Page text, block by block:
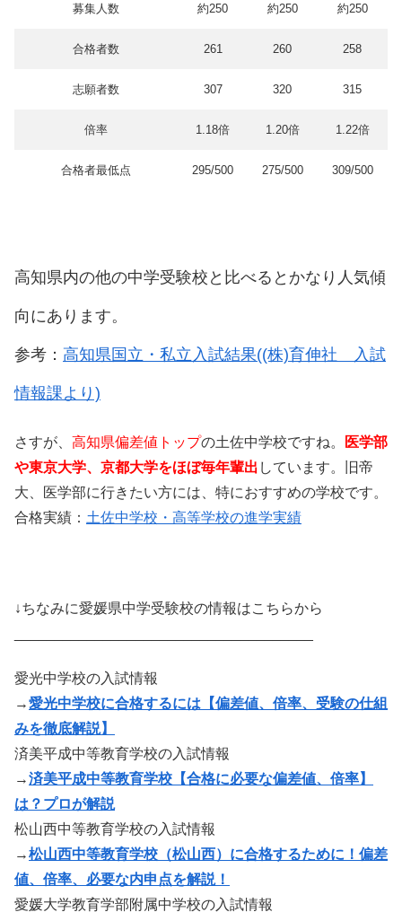
募集人数 約250 約250 約250
合格者数 261 260 258
志願者数 307 320 315
倍率 1.18倍 1.20倍 1.22倍
合格者最低点 295/500 275/500 309/500
高知県内の他の中学受験校と比べるとかなり人気傾
向にあります。
参考： 高知県国立・私立入試結果((株)育伸社 入試
情報課より)
さすが、 高知県偏差値トップの土佐中学校ですね。
医学部
や東京大学、京都大学をほぼ毎年輩出 しています。旧帝
大、医学部に行きたい方には、特におすすめの学校です。
合格実績： 土佐中学校・高等学校の進学実績
↓ちなみに愛媛県中学受験校の情報はこちらから
愛光中学校の入試情報
→愛光中学校に合格するには【偏差値、倍率、受験の仕組
みを徹底解説】
済美平成中等教育学校の入試情報
→済美平成中等教育学校【合格に必要な偏差値、倍率】
は？プロが解説
松山西中等教育学校の入試情報
→松山西中等教育学校（松山西）に合格するために！偏差
値、倍率、必要な内申点を解説！
愛媛大学教育学部附属中学校の入試情報